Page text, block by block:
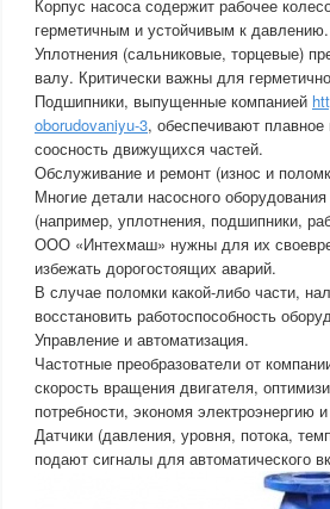
Корпус насоса содержит рабочее
герметичным и устойчивым к давлению.
Уплотнения (сальниковые, торцевые)
валу. Критически важны для
Подшипники, выпущенные компанией
oborudovaniyu-3, обеспечивают
соосность движущихся частей.
Обслуживание и ремонт (износ и
Многие детали насосного
(например, уплотнения, подшипники,
ООО «Интехмаш» нужны для их
избежать дорогостоящих аварий.
В случае поломки какой-либо части,
восстановить работоспособность
Управление и автоматизация.
Частотные преобразователи от
скорость вращения двигателя,
потребности, экономя
Датчики (давления, уровня, потока,
подают сигналы для автоматического